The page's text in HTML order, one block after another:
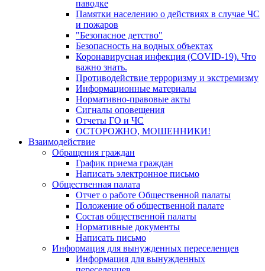
паводке
Памятки населению о действиях в случае ЧС
и пожаров
"Безопасное детство"
Безопасность на водных объектах
Коронавирусная инфекция (COVID-19). Что
важно знать.
Противодействие терроризму и экстремизму
Информационные материалы
Нормативно-правовые акты
Сигналы оповещения
Отчеты ГО и ЧС
ОСТОРОЖНО, МОШЕННИКИ!
Взаимодействие
Обращения граждан
График приема граждан
Написать электронное письмо
Общественная палата
Отчет о работе Общественной палаты
Положение об общественной палате
Состав общественной палаты
Нормативные документы
Написать письмо
Информация для вынужденных переселенцев
Информация для вынужденных